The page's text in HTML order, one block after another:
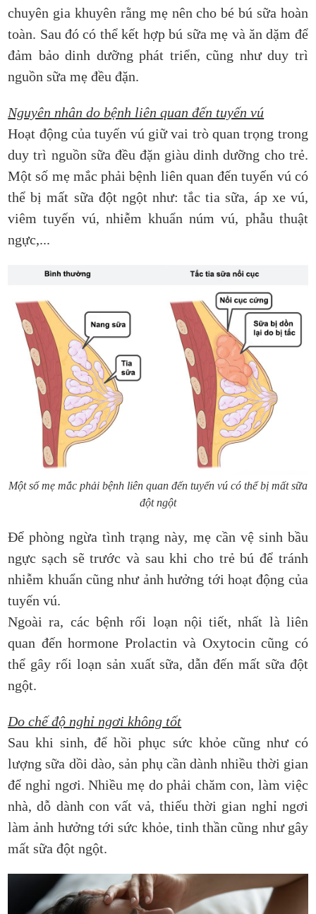
chuyên gia khuyên rằng mẹ nên cho bé bú sữa hoàn
toàn. Sau đó có thể kết hợp bú sữa mẹ và ăn dặm để
đảm bảo dinh dưỡng phát triển, cũng như duy trì
nguồn sữa mẹ đều đặn.
Nguyên nhân do bệnh liên quan đến tuyến vú
Hoạt động của tuyến vú giữ vai trò quan trọng trong
duy trì nguồn sữa đều đặn giàu dinh dưỡng cho trẻ.
Một số mẹ mắc phải bệnh liên quan đến tuyến vú có
thể bị mất sữa đột ngột như: tắc tia sữa, áp xe vú,
viêm tuyến vú, nhiễm khuẩn núm vú, phẫu thuật
ngực,...
Một số mẹ mắc phải bệnh liên quan đến tuyến vú có thể bị mất sữa
đột ngột
Để phòng ngừa tình trạng này, mẹ cần vệ sinh bầu
ngực sạch sẽ trước và sau khi cho trẻ bú để tránh
nhiễm khuẩn cũng như ảnh hưởng tới hoạt động của
tuyến vú.
Ngoài ra, các bệnh rối loạn nội tiết, nhất là liên
quan đến hormone Prolactin và Oxytocin cũng có
thể gây rối loạn sản xuất sữa, dẫn đến mất sữa đột
ngột.
Do chế độ nghỉ ngơi không tốt
Sau khi sinh, để hồi phục sức khỏe cũng như có
lượng sữa dồi dào, sản phụ cần dành nhiều thời gian
để nghỉ ngơi. Nhiều mẹ do phải chăm con, làm việc
nhà, dỗ dành con vất vả, thiếu thời gian nghỉ ngơi
làm ảnh hưởng tới sức khỏe, tinh thần cũng như gây
mất sữa đột ngột.